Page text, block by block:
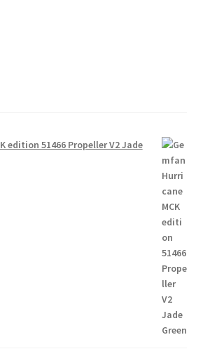
edition 51466 Propeller V2 Jade